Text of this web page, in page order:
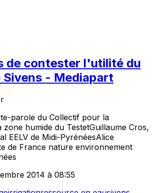
de contester l'utilité du
Sivens - Mediapart
parole du Collectif pour la
zone humide du TestetGuillaume Cros,
EELV de Midi-PyrénéesAlice
de France nature environnement
2014 à 08:55